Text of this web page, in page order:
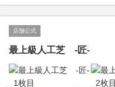
店舗公式
最上級人工芝 -匠-